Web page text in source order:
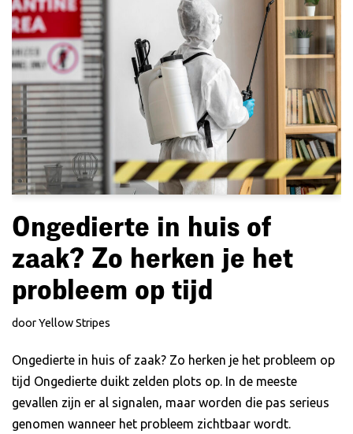
Ongedierte in huis of
zaak? Zo herken je het
probleem op tijd
doorYellow Stripes
Ongedierte in huis of zaak? Zo herken je het probleem op
tijd Ongedierte duikt zelden plots op. In de meeste
gevallen zijn er al signalen, maar worden die pas serieus
genomen wanneer het probleem zichtbaar wordt.